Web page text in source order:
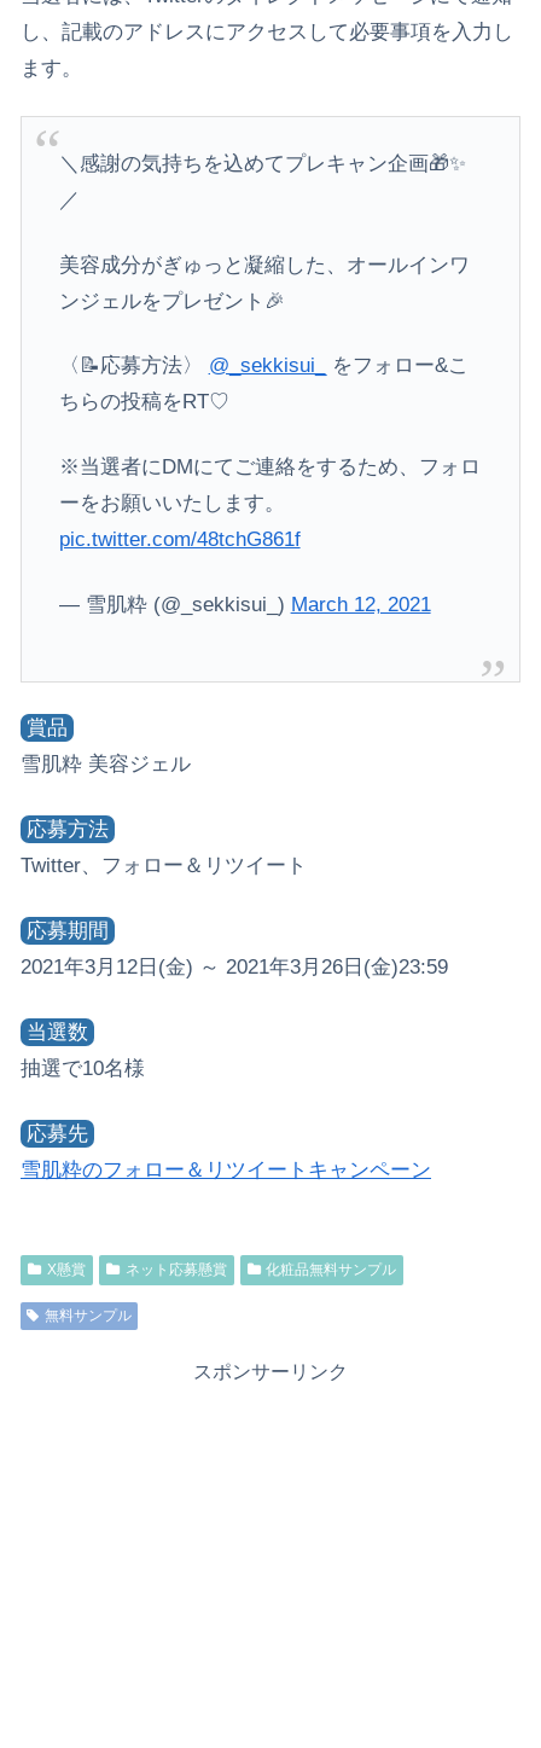
し、記載のアドレスにアクセスして必要事項を入力し
ます。
＼感謝の気持ちを込めてプレキャン企画🎁✨
／
美容成分がぎゅっと凝縮した、オールインワ
ンジェルをプレゼント🎉
〈📝応募方法〉 @_sekkisui_
をフォロー&こ
ちらの投稿をRT♡
※当選者にDMにてご連絡をするため、フォロ
ーをお願いいたします。
pic.twitter.com/48tchG861f
— 雪肌粋 (@_sekkisui_) March 12, 2021
賞品
雪肌粋 美容ジェル
応募方法
Twitter、フォロー＆リツイート
応募期間
2021年3月12日(金) ～ 2021年3月26日(金)23:59
当選数
抽選で10名様
応募先
雪肌粋のフォロー＆リツイートキャンペーン
X懸賞 ネット応募懸賞 化粧品無料サンプル
無料サンプル
スポンサーリンク